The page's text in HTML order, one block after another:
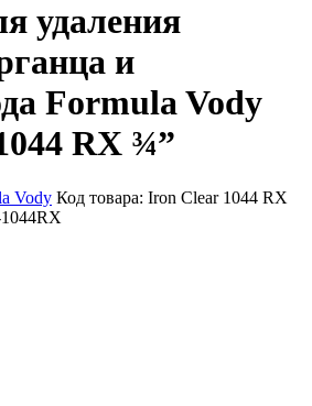
удаления
и
Formula Vody
RX ¾”
Vody Код товара: Iron Clear 1044 RX